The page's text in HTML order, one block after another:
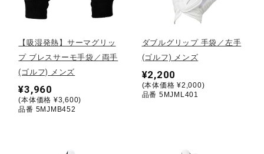
コラボ／ライセンス
セール
【吸湿発熱】サーマグリッ
プ ブレスサーモ手袋／両手
(ゴルフ) メンズ
¥3,960
(本体価格 ¥3,600)
品番 5MJMB452
ダブルグリップ 手袋／左手
(ゴルフ) メンズ
¥2,200
(本体価格 ¥2,000)
品番 5MJML401